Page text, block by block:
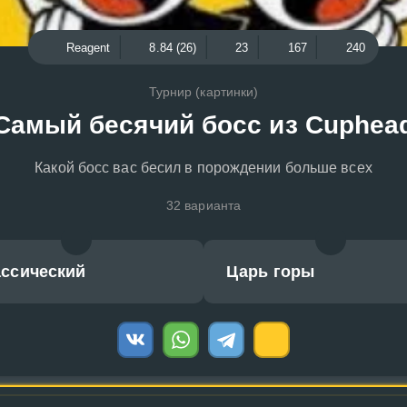
Reagent 8.84 (26) 23 167 240
Турнир (картинки)
бесячий босс из
Какой босс вас бесил в порождении больше всех
32 варианта
Царь горы